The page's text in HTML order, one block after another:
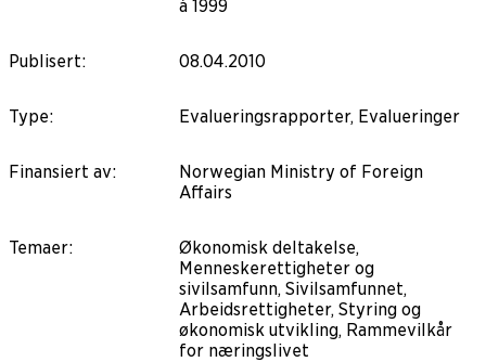
à 1999
Publisert: 08.04.2010
Type: Evalueringsrapporter, Evalueringer
Finansiert av:
Norwegian Ministry of Foreign
Affairs
Temaer:
Økonomisk deltakelse,
Menneskerettigheter og
sivilsamfunn, Sivilsamfunnet,
Arbeidsrettigheter, Styring og
økonomisk utvikling, Rammevilkår
for næringslivet